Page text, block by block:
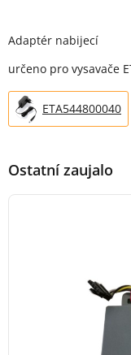
Adaptér nabijecí
určeno pro vysavače
ETA544800040
Ostatní zaujalo